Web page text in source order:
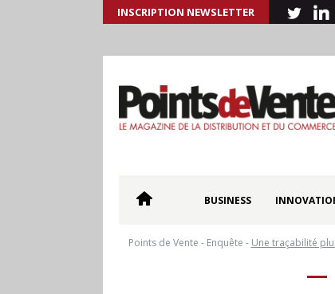
INSCRIPTION NEWSLETTER
BUSINESS
Points de Vente - Enquête - Une traçabilité